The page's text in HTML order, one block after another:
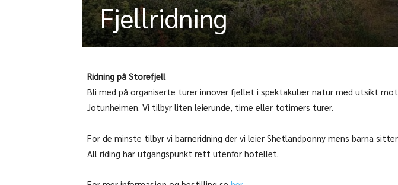
Fjellridning
Ridning på Storefjell
Bli med på organiserte turer innover fjellet i spektakulær natur med utsikt
Jotunheimen. Vi tilbyr liten leierunde, time eller totimers turer.
For de minste tilbyr vi barneridning der vi leier Shetlandponny mens barna
All riding har utgangspunkt rett utenfor hotellet.